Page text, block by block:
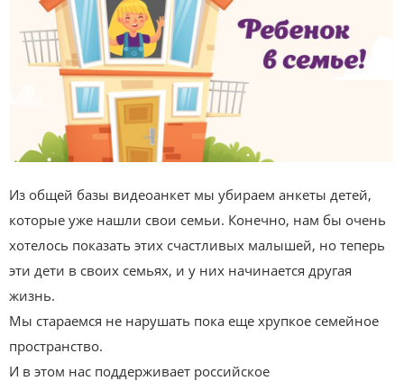
Из общей базы видеоанкет мы убираем анкеты детей,
которые уже нашли свои семьи. Конечно, нам бы очень
хотелось показать этих счастливых малышей, но теперь
эти дети в своих семьях, и у них начинается другая
жизнь.
Мы стараемся не нарушать пока еще хрупкое семейное
пространство.
И в этом нас поддерживает российское